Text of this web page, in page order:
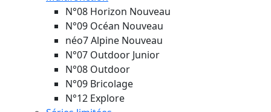
N°08 Horizon Nouveau
N°09 Océan Nouveau
néo7 Alpine Nouveau
N°07 Outdoor Junior
N°08 Outdoor
N°09 Bricolage
N°12 Explore